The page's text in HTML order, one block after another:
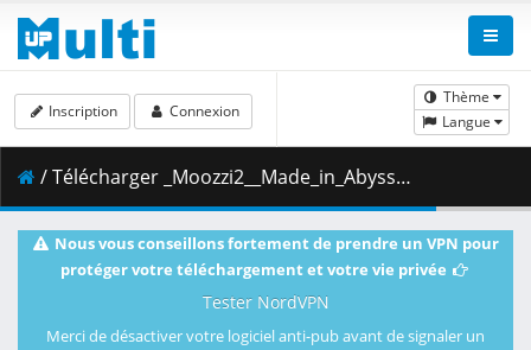
Thème
Langue
Inscription Connexion
/ Télécharger _Moozzi2__Made_in_Abyss_-_09__BD_1920x1080_x.264_Flac_.mkv.001 ( 372.61 MB )
Nous vous conseillons fortement de prendre un VPN pour
protéger votre téléchargement et votre vie privée
Tester NordVPN
Merci de désactiver votre logiciel anti-pub avant de signaler un